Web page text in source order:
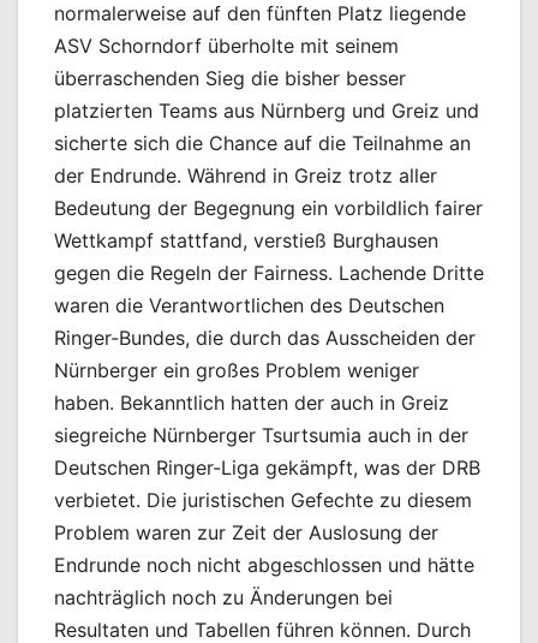
normalerweise auf den fünften Platz liegende
ASV Schorndorf überholte mit seinem
überraschenden Sieg die bisher besser
platzierten Teams aus Nürnberg und Greiz und
sicherte sich die Chance auf die Teilnahme an
der Endrunde. Während in Greiz trotz aller
Bedeutung der Begegnung ein vorbildlich fairer
Wettkampf stattfand, verstieß Burghausen
gegen die Regeln der Fairness. Lachende Dritte
waren die Verantwortlichen des Deutschen
Ringer-Bundes, die durch das Ausscheiden der
Nürnberger ein großes Problem weniger
haben. Bekanntlich hatten der auch in Greiz
siegreiche Nürnberger Tsurtsumia auch in der
Deutschen Ringer-Liga gekämpft, was der DRB
verbietet. Die juristischen Gefechte zu diesem
Problem waren zur Zeit der Auslosung der
Endrunde noch nicht abgeschlossen und hätte
nachträglich noch zu Änderungen bei
Resultaten und Tabellen führen können. Durch